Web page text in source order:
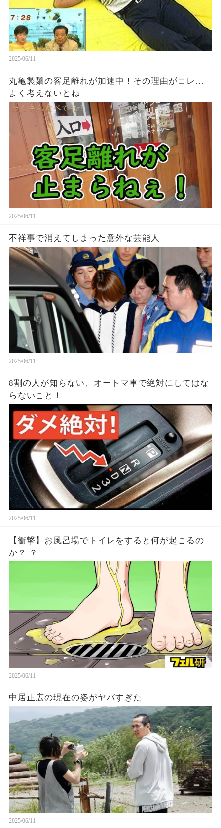
2025/06/11
丸亀製麺の客足離れが加速中！その理由がコレ…
よく考えないとね
2025/06/11
不祥事で消えてしまった意外な芸能人
2025/06/11
8割の人が知らない、オートマ車で絶対にしてはな
らないこと！
2025/06/11
【衝撃】お風呂場でトイレをすると何が起こるの
か？ ？
2025/06/11
中居正広の現在の姿がヤバすぎた
2025/06/11